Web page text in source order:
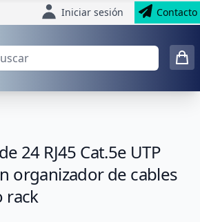
Iniciar sesión Contacto
24 RJ45 Cat.5e UTP
organizador de cables
rack